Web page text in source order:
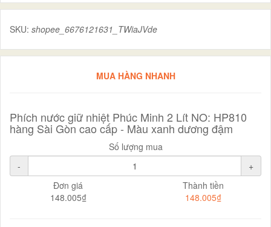
SKU: shopee_6676121631_TWiaJVde
MUA HÀNG NHANH
Phích nước giữ nhiệt Phúc Minh 2 Lít NO: HP810
hàng Sài Gòn cao cấp - Màu xanh dương đậm
Số lượng mua
-
+
Đơn giá
148.005₫
Thành tiền
148.005₫